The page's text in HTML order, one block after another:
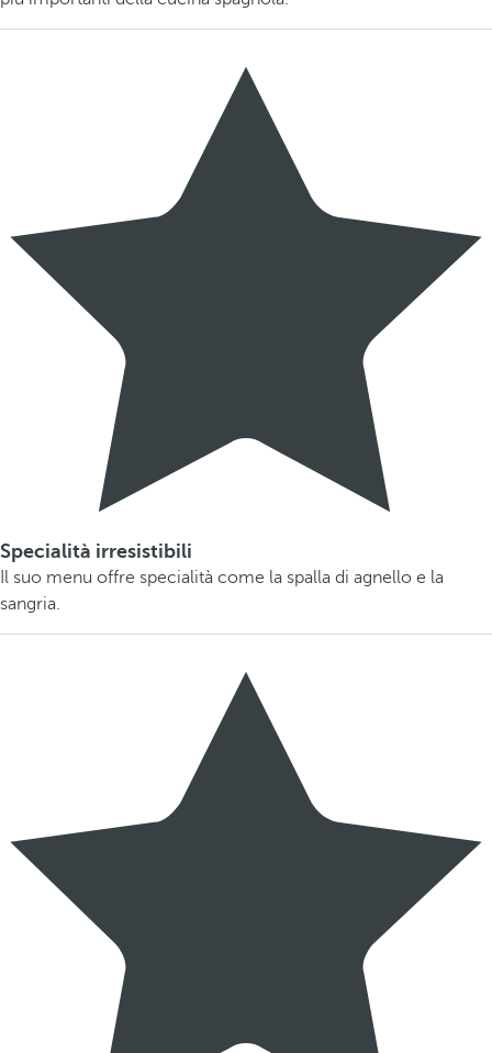
Specialità irresistibili
Il suo menu offre specialità come la spalla di agnello e la
sangria.